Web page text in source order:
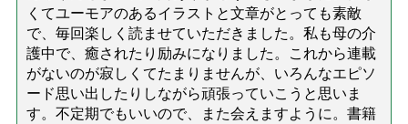
くてユーモアのあるイラストと文章がとっても素敵
で、毎回楽しく読ませていただきました。私も母の介
護中で、癒されたり励みになりました。これから連載
がないのが寂しくてたまりませんが、いろんなエピソ
ード思い出したりしながら頑張っていこうと思いま
す。不定期でもいいので、また会えますように。書籍